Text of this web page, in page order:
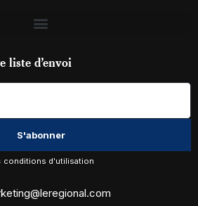
liste d’envoi
conditions d'utilisation